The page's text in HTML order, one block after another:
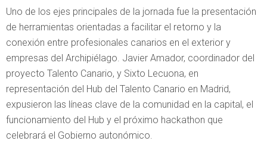
Uno de los ejes principales de la jornada fue la presentación
de herramientas orientadas a facilitar el retorno y la
conexión entre profesionales canarios en el exterior y
empresas del Archipiélago. Javier Amador, coordinador del
proyecto Talento Canario, y Sixto Lecuona, en
representación del Hub del Talento Canario en Madrid,
expusieron las líneas clave de la comunidad en la capital, el
funcionamiento del Hub y el próximo hackathon que
celebrará el Gobierno autonómico.